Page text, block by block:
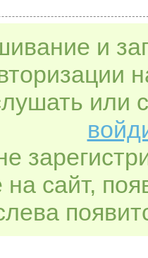
и
или
на сайт,